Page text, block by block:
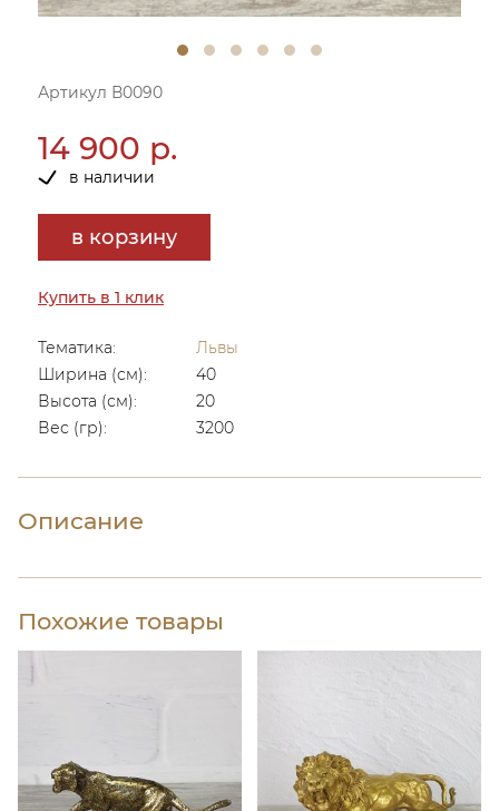
Артикул В0090
14 900 р.
в наличии
в корзину
Купить в 1 клик
Тематика:
Львы
Ширина (см):
40
Высота (см):
20
Вес (гр):
3200
Описание
Похожие товары